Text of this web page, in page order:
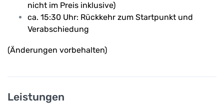
nicht im Preis inklusive)
ca. 15:30 Uhr: Rückkehr zum Startpunkt und
Verabschiedung
(Änderungen vorbehalten)
Leistungen